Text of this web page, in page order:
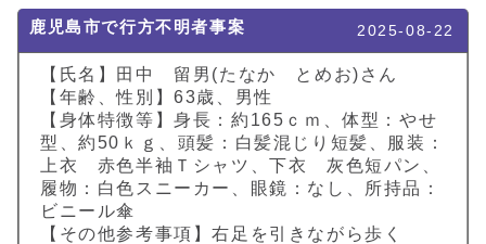
鹿児島市で行方不明者事案 2025-08-22
【氏名】田中 留男(たなか とめお)さん
【年齢、性別】63歳、男性
【身体特徴等】身長：約165ｃｍ、体型：やせ
型、約50ｋｇ、頭髪：白髪混じり短髪、服装：
上衣 赤色半袖Ｔシャツ、下衣 灰色短パン、
履物：白色スニーカー、眼鏡：なし、所持品：
ビニール傘
【その他参考事項】右足を引きながら歩く